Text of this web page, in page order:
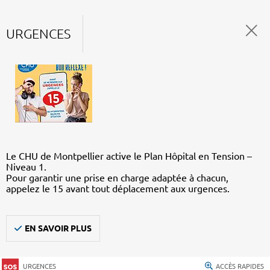
URGENCES
Le CHU de Montpellier active le Plan Hôpital en Tension –
Niveau 1.
Pour garantir une prise en charge adaptée à chacun,
appelez le 15 avant tout déplacement aux urgences.
EN SAVOIR PLUS
URGENCES ACCÈS RAPIDES